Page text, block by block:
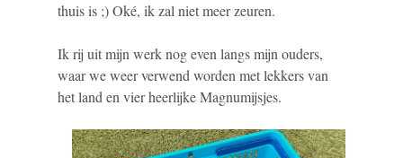
thuis is ;) Oké, ik zal niet meer zeuren.
Ik rij uit mijn werk nog even langs mijn ouders,
waar we weer verwend worden met lekkers van
het land en vier heerlijke Magnumijsjes.